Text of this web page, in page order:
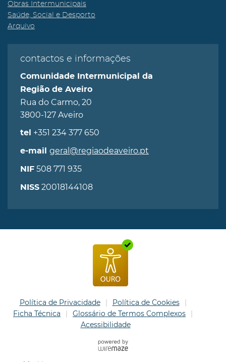
Obras Intermunicipais
Saúde, Social e Desporto
Arquivo
contactos e informações
Comunidade Intermunicipal da
Região de Aveiro
Rua do Carmo, 20
3800-127 Aveiro
tel +351 234 377 650
e-mail geral@regiaodeaveiro.pt
NIF 508 771 935
NISS 20018144108
Política de Privacidade
Política de Cookies
Ficha Técnica
Glossário de Termos Complexos
Acessibilidade